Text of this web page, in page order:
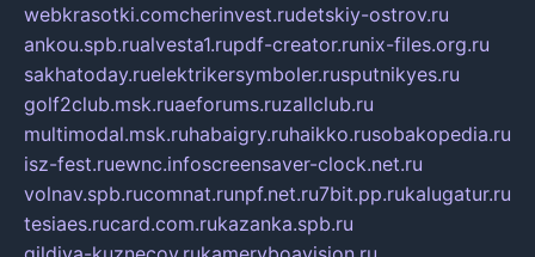
webkrasotki.comcherinvest.rudetskiy-ostrov.ru
ankou.spb.rualvesta1.rupdf-creator.runix-files.org.ru
sakhatoday.ruelektrikersymboler.rusputnikyes.ru
golf2club.msk.ruaeforums.ruzallclub.ru
multimodal.msk.ruhabaigry.ruhaikko.rusobakopedia.ru
isz-fest.ruewnc.infoscreensaver-clock.net.ru
volnav.spb.rucomnat.runpf.net.ru7bit.pp.rukalugatur.ru
tesiaes.rucard.com.rukazanka.spb.ru